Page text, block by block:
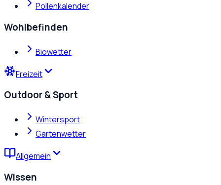
Pollenkalender
Wohlbefinden
Biowetter
Freizeit
Outdoor & Sport
Wintersport
Gartenwetter
Allgemein
Wissen